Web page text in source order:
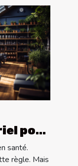
pour
?
santé.
règle. Mais